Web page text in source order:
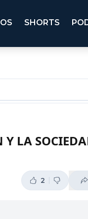
SHORTS
Y LA
2